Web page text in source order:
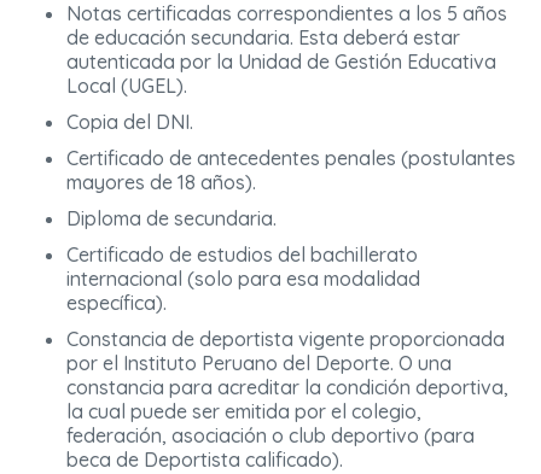
Notas certificadas correspondientes a los 5 años
de educación secundaria. Esta deberá estar
autenticada por la Unidad de Gestión Educativa
Local (UGEL).
Copia del DNI.
Certificado de antecedentes penales (postulantes
mayores de 18 años).
Diploma de secundaria.
Certificado de estudios del bachillerato
internacional (solo para esa modalidad
específica).
Constancia de deportista vigente proporcionada
por el Instituto Peruano del Deporte. O una
constancia para acreditar la condición deportiva,
la cual puede ser emitida por el colegio,
federación, asociación o club deportivo (para
beca de Deportista calificado).